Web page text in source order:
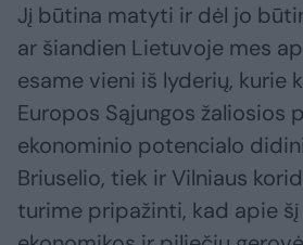
Jį būtina matyti ir dėl jo
ar šiandien Lietuvoje mes
esame vieni iš lyderių, kurie
Europos Sąjungos žaliosios
ekonominio potencialo
Briuselio, tiek ir Vilniaus
turime pripažinti, kad apie